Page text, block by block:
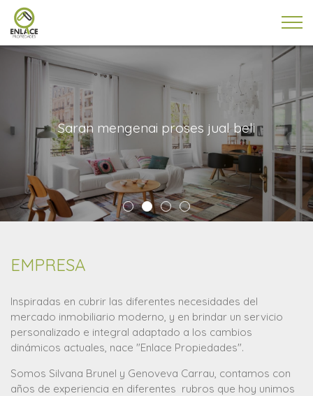
Saran mengenai proses jual beli
Tu búsqueda personalizada
EMPRESA
Inspiradas en cubrir las diferentes necesidades del
mercado inmobiliario moderno, y en brindar un servicio
personalizado e integral adaptado a los cambios
dinámicos actuales, nace "Enlace Propiedades".
Somos Silvana Brunel y Genoveva Carrau, contamos con
años de experiencia en diferentes rubros que hoy unimos